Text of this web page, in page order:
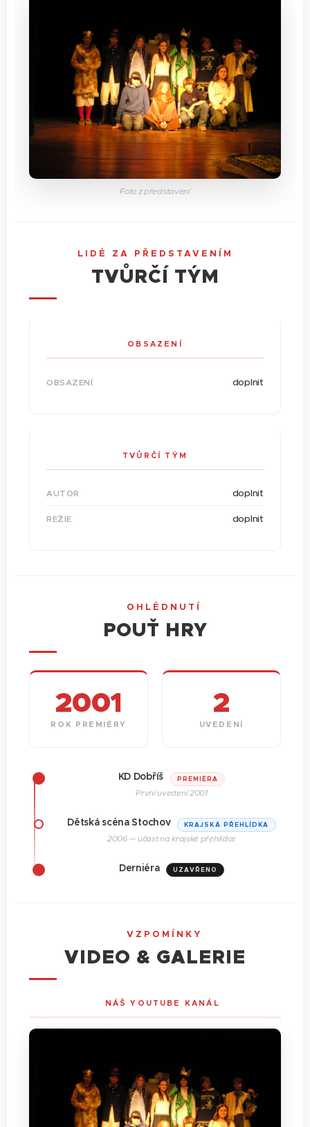
Foto z představení
LIDÉ ZA PŘEDSTAVENÍM
TVŮRČÍ TÝM
OBSAZENÍ
OBSAZENÍ doplnit
TVŮRČÍ TÝM
AUTOR doplnit
REŽIE doplnit
📅 OHLÉDNUTÍ
POUŤ HRY
2001
ROK PREMIÉRY
2
UVEDENÍ
KD Dobříš PREMIÉRA
První uvedení 2001
Dětská scéna Stochov KRAJSKÁ PŘEHLÍDKA
2006 — účast na krajské přehlídce
Derniéra UZAVŘENO
🎬 VZPOMÍNKY
VIDEO & GALERIE
🎬 NÁŠ YOUTUBE KANÁL